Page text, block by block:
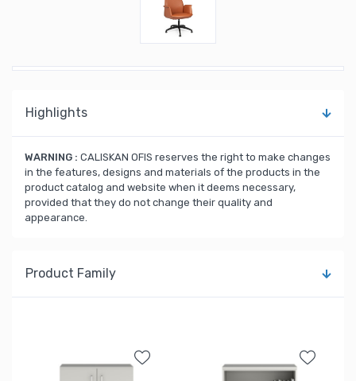
Highlights
WARNING : CALISKAN OFIS reserves the right to make changes
in the features, designs and materials of the products in the
product catalog and website when it deems necessary,
provided that they do not change their quality and
appearance.
Product Family